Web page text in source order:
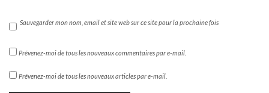
Sauvegarder mon nom, email et site web sur ce site pour la prochaine fois
Prévenez-moi de tous les nouveaux commentaires par e-mail.
Prévenez-moi de tous les nouveaux articles par e-mail.